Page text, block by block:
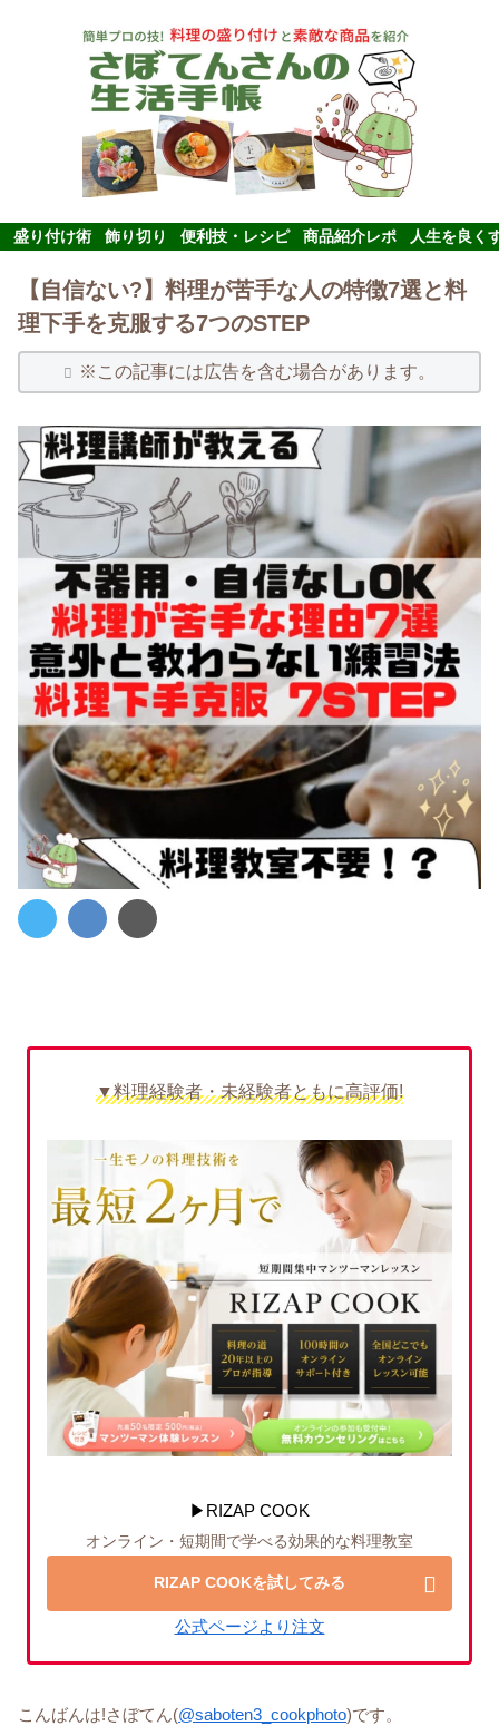
盛り付け術 飾り切り 便利技・レシピ 商品紹介レポ 人生を良く
【自信ない?】料理が苦手な人の特徴7選と料
理下手を克服する7つのSTEP
※この記事には広告を含む場合があります。
▼料理経験者・未経験者ともに高評価!
▶RIZAP COOK
オンライン・短期間で学べる効果的な料理教室
RIZAP COOKを試してみる
公式ページより注文
こんばんは!さぼてん(@saboten3_cookphoto)です。